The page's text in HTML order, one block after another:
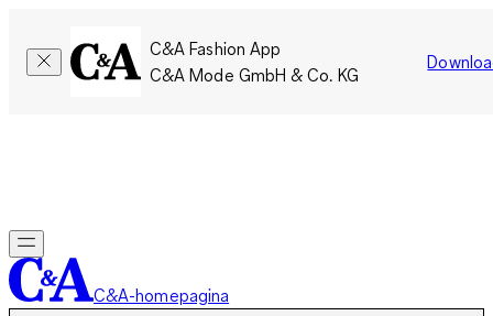
C&A Fashion App
C&A Mode GmbH & Co. KG
C&A-homepagina